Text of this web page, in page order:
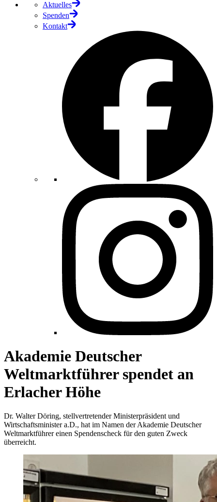
Aktuelles
Spenden
Kontakt
Akademie Deutscher
Weltmarktführer spendet an
Erlacher Höhe
Dr. Walter Döring, stellvertretender Ministerpräsident und
Wirtschaftsminister a.D., hat im Namen der Akademie Deutscher
Weltmarktführer einen Spendenscheck für den guten Zweck
überreicht.